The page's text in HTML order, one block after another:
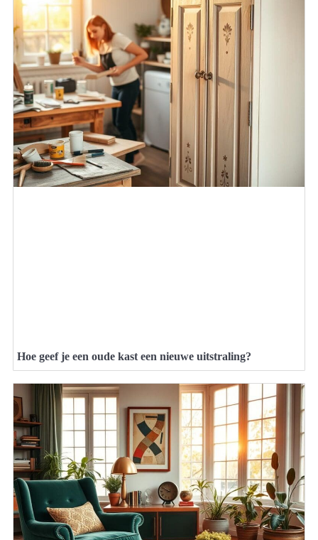
Hoe geef je een oude kast een nieuwe uitstraling?